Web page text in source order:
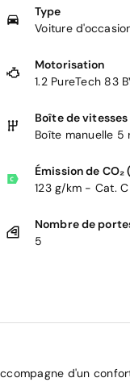
Type
Voiture
Motorisation
1.2 PureTech 83
Boîte de vitesses
Boîte manuelle 5
Émission de CO₂
123 g/km - Cat. C
Nombre de
5
d'un